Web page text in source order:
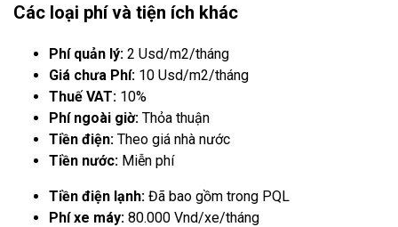
Các loại phí và tiện ích khác
Phí quản lý: 2 Usd/m2/tháng
Giá chưa Phí: 10 Usd/m2/tháng
Thuế VAT: 10%
Phí ngoài giờ: Thỏa thuận
Tiền điện: Theo giá nhà nước
Tiền nước: Miễn phí
Tiền điện lạnh: Đã bao gồm trong PQL
Phí xe máy: 80.000 Vnd/xe/tháng